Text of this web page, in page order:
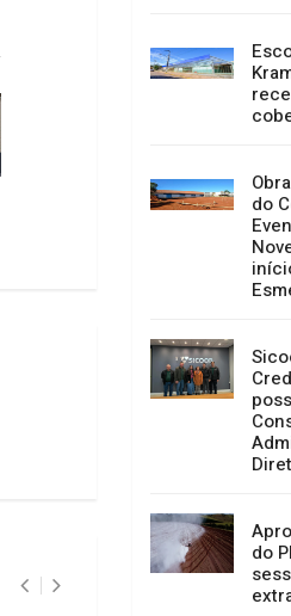
do
do